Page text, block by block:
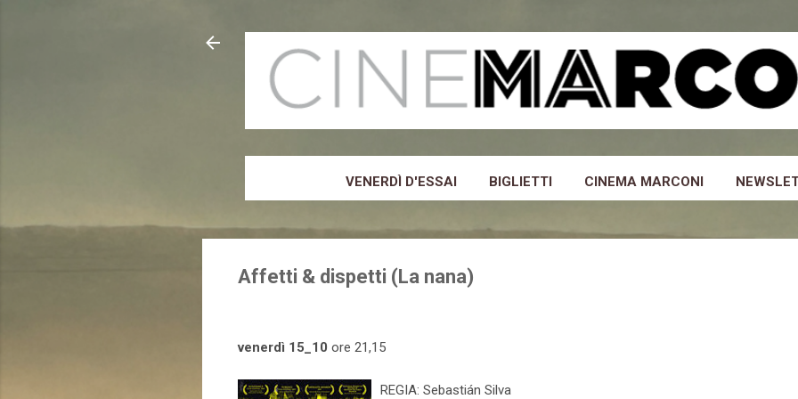
VENERDÌ D'ESSAI BIGLIETTI CINEMA MARCONI
Affetti & dispetti (La nana)
venerdì 15_10 ore 21,15
REGIA: Sebastián Silva